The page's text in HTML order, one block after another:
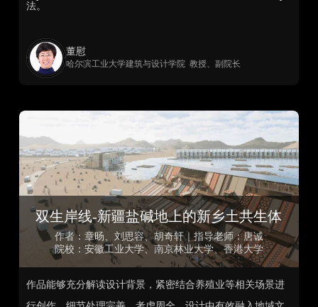
法。
董慰
哈尔滨工业大学建筑与设计学院 教授、副院长
双生岸线-新疆盐碱地上的新乡土共生体
作者：章旸、刘思容、胡奇轩｜指导老师：唐诚
院校：安徽工业大学、南京林业大学、香港大学
作品能够充分解读设计背景，紧密结合养殖业等相关场景进